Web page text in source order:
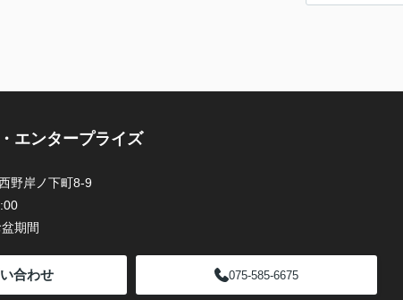
エンタープライズ
野岸ノ下町8-9
期間
合わせ 075-585-6675